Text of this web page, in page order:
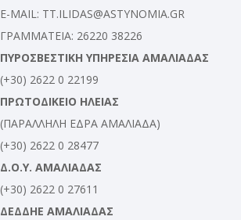
E-MAIL: TT.ILIDAS@ASTYNOMIA.GR
ΓΡΑΜΜΑΤΕΙΑ: 26220 38226
ΠΥΡΟΣΒΕΣΤΙΚΗ ΥΠΗΡΕΣΙΑ ΑΜΑΛΙΑΔΑΣ
(+30) 2622 0 22199
ΠΡΩΤΟΔΙΚΕΙΟ ΗΛΕΙΑΣ
(ΠΑΡΑΛΛΗΛΗ ΕΔΡΑ ΑΜΑΛΙΑΔΑ)
(+30) 2622 0 28477
Δ.Ο.Υ. ΑΜΑΛΙΑΔΑΣ
(+30) 2622 0 27611
ΔΕΔΔΗΕ ΑΜΑΛΙΑΔΑΣ